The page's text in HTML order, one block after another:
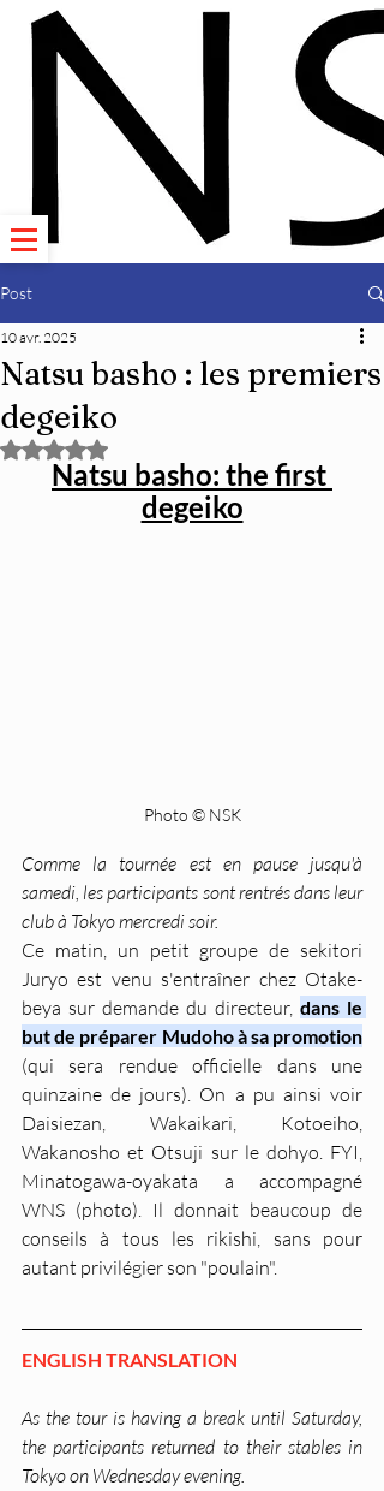
Post
Natsu basho : les premiers
degeiko
10 avr. 2025
Noté NaN étoiles sur 5.
Natsu basho: the first
degeiko
Photo © NSK
Comme la tournée est en pause jusqu'à
samedi, les participants sont rentrés dans leur
club à Tokyo mercredi soir.
Ce matin, un petit groupe de sekitori
Juryo est venu s'entraîner chez Otake-
beya sur demande du directeur, dans le
but de préparer Mudoho à sa promotion
(qui sera rendue officielle dans une
quinzaine de jours). On a pu ainsi voir
Daisiezan, Wakaikari, Kotoeiho,
Wakanosho et Otsuji sur le dohyo. FYI,
Minatogawa-oyakata a accompagné
WNS (photo). Il donnait beaucoup de
conseils à tous les rikishi, sans pour
autant privilégier son "poulain".
ENGLISH TRANSLATION
As the tour is having a break until Saturday,
the participants returned to their stables in
Tokyo on Wednesday evening.